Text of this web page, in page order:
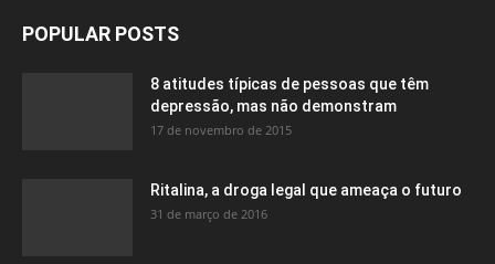
POPULAR POSTS
8 atitudes típicas de pessoas que têm
depressão, mas não demonstram
17 de novembro de 2015
Ritalina, a droga legal que ameaça o futuro
31 de março de 2016